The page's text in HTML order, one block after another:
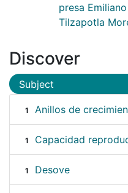
presa
Tilzapotla
Discover
Subject
1 Anillos de
1 Capacidad
1 Desove